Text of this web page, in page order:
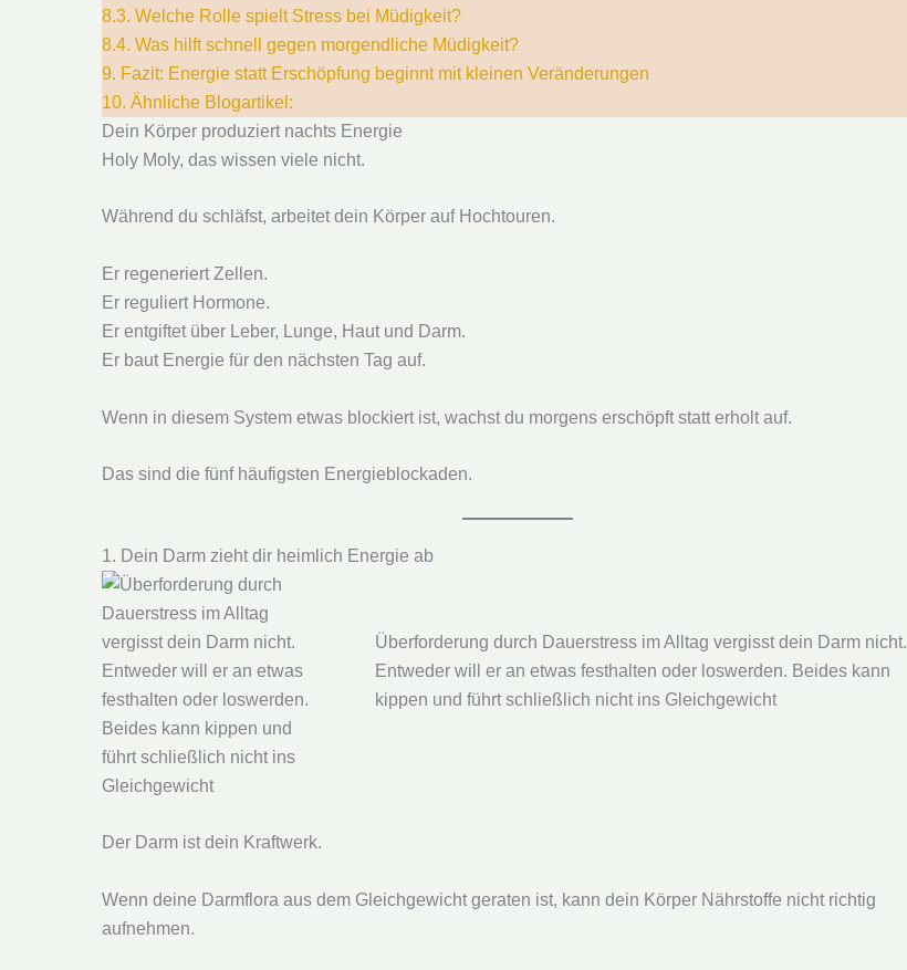
8.3. Welche Rolle spielt Stress bei Müdigkeit?
8.4. Was hilft schnell gegen morgendliche Müdigkeit?
9. Fazit: Energie statt Erschöpfung beginnt mit kleinen Veränderungen
10. Ähnliche Blogartikel:
Dein Körper produziert nachts Energie
Holy Moly, das wissen viele nicht.
Während du schläfst, arbeitet dein Körper auf Hochtouren.
Er regeneriert Zellen.
Er reguliert Hormone.
Er entgiftet über Leber, Lunge, Haut und Darm.
Er baut Energie für den nächsten Tag auf.
Wenn in diesem System etwas blockiert ist, wachst du morgens erschöpft statt erholt auf.
Das sind die fünf häufigsten Energieblockaden.
1. Dein Darm zieht dir heimlich Energie ab
Überforderung durch Dauerstress im Alltag vergisst dein Darm nicht.
Entweder will er an etwas festhalten oder loswerden. Beides kann
kippen und führt schließlich nicht ins Gleichgewicht
Der Darm ist dein Kraftwerk.
Wenn deine Darmflora aus dem Gleichgewicht geraten ist, kann dein Körper Nährstoffe nicht richtig
aufnehmen.